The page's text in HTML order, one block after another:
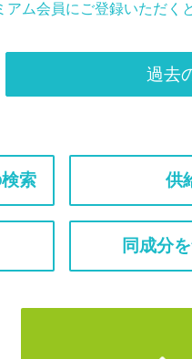
アム会員にご登録いただく
過去
索 供
同成分